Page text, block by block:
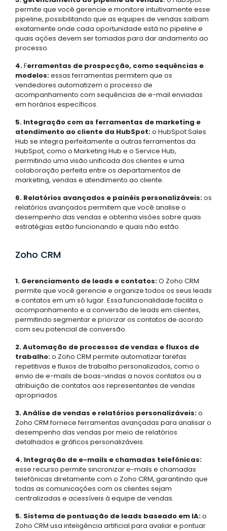
permite que você gerencie e monitore intuitivamente esse
pipeline, possibilitando que as equipes de vendas saibam
exatamente onde cada oportunidade está no pipeline e
quais ações devem ser tomadas para dar andamento ao
processo.
4.Ferramentas de prospecção, como sequências e
modelos:essas ferramentas permitem que os
vendedores automatizem o processo de
acompanhamento com sequências de e-mail enviadas
em horários específicos.
5. Integração com as ferramentas de marketing e
atendimento ao cliente da HubSpot:o HubSpot Sales
Hub se integra perfeitamente a outras ferramentas da
HubSpot, como o Marketing Hub e o Service Hub,
permitindo uma visão unificada dos clientes e uma
colaboração perfeita entre os departamentos de
marketing, vendas e atendimento ao cliente.
6. Relatórios avançados e painéis personalizáveis:os
relatórios avançados permitem que você analise o
desempenho das vendas e obtenha visões sobre quais
estratégias estão funcionando e quais não estão.
Zoho CRM
1. Gerenciamento de leads e contatos:O Zoho CRM
permite que você gerencie e organize todos os seus leads
e contatos em um só lugar. Essa funcionalidade facilita o
acompanhamento e a conversão de leads em clientes,
permitindo segmentar e priorizar os contatos de acordo
com seu potencial de conversão.
2. Automação de processos de vendas e fluxos de
trabalho:o Zoho CRM permite automatizar tarefas
repetitivas e fluxos de trabalho personalizados, como o
envio de e-mails de boas-vindas a novos contatos ou a
atribuição de contatos aos representantes de vendas
apropriados.
3. Análise de vendas e relatórios personalizáveis:o
Zoho CRM fornece ferramentas avançadas para analisar o
desempenho das vendas por meio de relatórios
detalhados e gráficos personalizáveis.
4. Integração de e-mails e chamadas telefônicas:
esse recurso permite sincronizar e-mails e chamadas
telefônicas diretamente com o Zoho CRM, garantindo que
todas as comunicações com os clientes sejam
centralizadas e acessíveis à equipe de vendas.
5. Sistema de pontuação de leads baseado em IA:o
Zoho CRM usa inteligência artificial para avaliar e pontuar